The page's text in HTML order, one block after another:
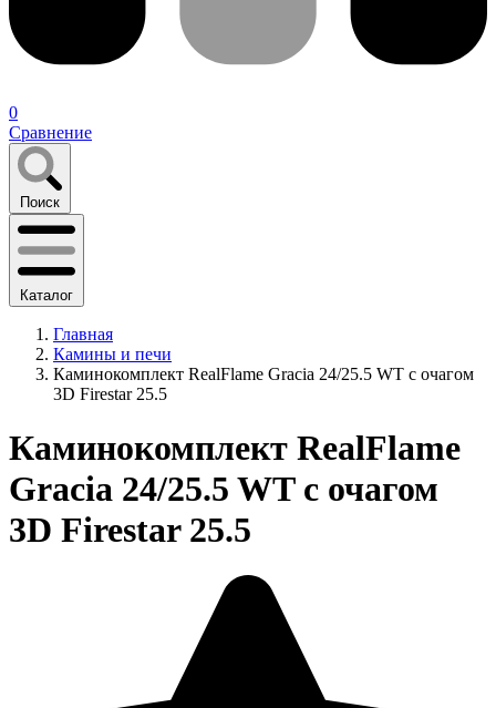
0
Сравнение
Поиск
Каталог
Главная
Камины и печи
Каминокомплект RealFlame Gracia 24/25.5 WT с очагом
3D Firestar 25.5
Каминокомплект RealFlame
Gracia 24/25.5 WT с очагом
3D Firestar 25.5